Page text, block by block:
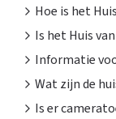
Hoe is het
Is het Huis
Informatie
Wat zijn de
Is er